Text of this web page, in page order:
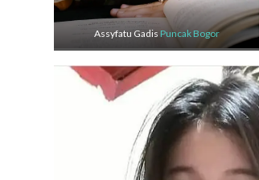
Assyfatu Gadis Puncak Bogor